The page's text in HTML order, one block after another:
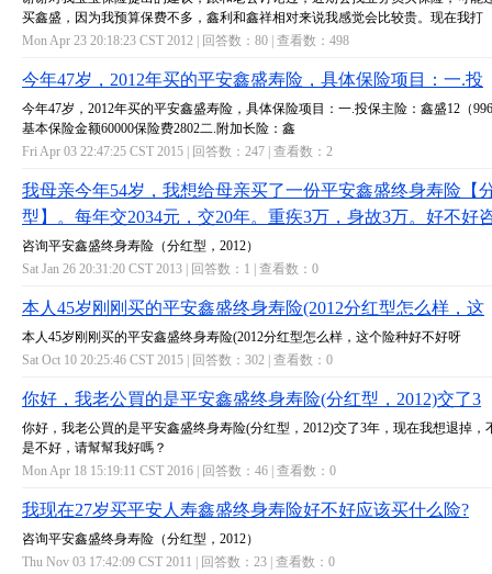
买鑫盛，因为我预算保费不多，鑫利和鑫祥相对来说我感觉会比较贵。现在我打
Mon Apr 23 20:18:23 CST 2012 | 回答数： 80 | 查看数： 498
今年47岁，2012年买的平安鑫盛寿险，具体保险项目：一.投
今年47岁，2012年买的平安鑫盛寿险，具体保险项目：一.投保主险：鑫盛12（
基本保险金额60000保险费2802二.附加长险：鑫
Fri Apr 03 22:47:25 CST 2015 | 回答数： 247 | 查看数： 2
我母亲今年54岁，我想给母亲买了一份平安鑫盛终身寿险【
型】。每年交2034元，交20年。重疾3万，身故3万。好不好
咨询平安鑫盛终身寿险（分红型，2012）
Sat Jan 26 20:31:20 CST 2013 | 回答数： 1 | 查看数： 0
本人45岁刚刚买的平安鑫盛终身寿险(2012分红型怎么样，这
本人45岁刚刚买的平安鑫盛终身寿险(2012分红型怎么样，这个险种好不好呀
Sat Oct 10 20:25:46 CST 2015 | 回答数： 302 | 查看数： 0
你好，我老公買的是平安鑫盛终身寿险(分红型，2012)交了3
你好，我老公買的是平安鑫盛终身寿险(分红型，2012)交了3年，现在我想退掉，
是不好，请幫幫我好嗎？
Mon Apr 18 15:19:11 CST 2016 | 回答数： 46 | 查看数： 0
我现在27岁买平安人寿鑫盛终身寿险好不好应该买什么险?
咨询平安鑫盛终身寿险（分红型，2012）
Thu Nov 03 17:42:09 CST 2011 | 回答数： 23 | 查看数： 0